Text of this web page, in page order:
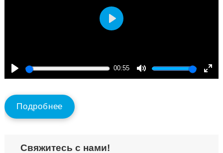
Play
00:55
Mute
Play
Подробнее
Свяжитесь с нами!